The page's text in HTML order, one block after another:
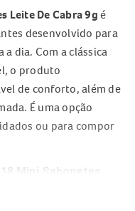
Leite De Cabra 9gé
desenvolvido para
dia. Com a clássica
o produto
de conforto, além de
É uma opção
ou para compor
Mini Sabonetes